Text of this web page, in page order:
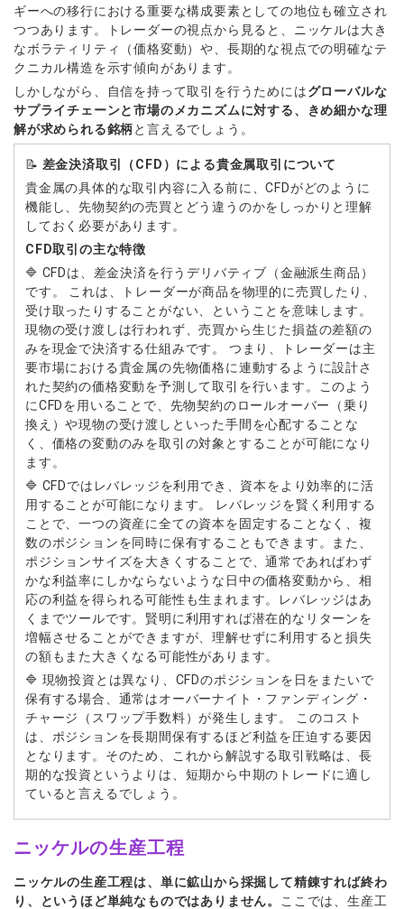
ギーへの移行における重要な構成要素としての地位も確立され
つつあります。トレーダーの視点から見ると、ニッケルは大き
なボラティリティ（価格変動）や、長期的な視点での明確なテ
クニカル構造を示す傾向があります。
しかしながら、自信を持って取引を行うためにはグローバルな
サプライチェーンと市場のメカニズムに対する、きめ細かな理
解が求められる銘柄と言えるでしょう。
📝 差金決済取引（CFD）による貴金属取引について
貴金属の具体的な取引内容に入る前に、CFDがどのように
機能し、先物契約の売買とどう違うのかをしっかりと理解
しておく必要があります。
CFD取引の主な特徴
🔷 CFDは、差金決済を行うデリバティブ（金融派生商品）
です。 これは、トレーダーが商品を物理的に売買したり、
受け取ったりすることがない、ということを意味します。
現物の受け渡しは行われず、売買から生じた損益の差額の
みを現金で決済する仕組みです。 つまり、トレーダーは主
要市場における貴金属の先物価格に連動するように設計さ
れた契約の価格変動を予測して取引を行います。このよう
にCFDを用いることで、先物契約のロールオーバー（乗り
換え）や現物の受け渡しといった手間を心配することな
く、価格の変動のみを取引の対象とすることが可能になり
ます。
🔷 CFDではレバレッジを利用でき、資本をより効率的に活
用することが可能になります。 レバレッジを賢く利用する
ことで、一つの資産に全ての資本を固定することなく、複
数のポジションを同時に保有することもできます。また、
ポジションサイズを大きくすることで、通常であればわず
かな利益率にしかならないような日中の価格変動から、相
応の利益を得られる可能性も生まれます。レバレッジはあ
くまでツールです。賢明に利用すれば潜在的なリターンを
増幅させることができますが、理解せずに利用すると損失
の額もまた大きくなる可能性があります。
🔷 現物投資とは異なり、CFDのポジションを日をまたいで
保有する場合、通常はオーバーナイト・ファンディング・
チャージ（スワップ手数料）が発生します。 このコスト
は、ポジションを長期間保有するほど利益を圧迫する要因
となります。そのため、これから解説する取引戦略は、長
期的な投資というよりは、短期から中期のトレードに適し
ていると言えるでしょう。
ニッケルの生産工程
ニッケルの生産工程は、単に鉱山から採掘して精錬すれば終わ
り、というほど単純なものではありません。
ここでは、生産工